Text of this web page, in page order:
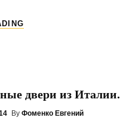
двери из Италии.
By Фоменко Евгений